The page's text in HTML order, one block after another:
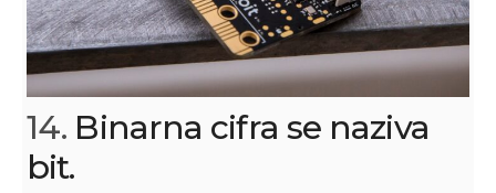
14. Binarna cifra se naziva
bit.